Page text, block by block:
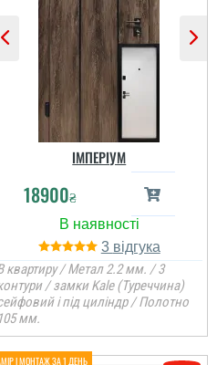
ІМПЕРІУМ
18900₴
3
квартиру / Метал 2.2 мм. / 3
/ замки Kale (Туреччина)
і під циліндр / Полотно
105 мм.